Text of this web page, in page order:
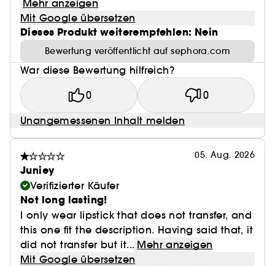
Mehr anzeigen
Mit Google übersetzen
Dieses Produkt weiterempfehlen: Nein
Bewertung veröffentlicht auf sephora.com
War diese Bewertung hilfreich?
0 0
Unangemessenen Inhalt melden
05. Aug. 2026
Juniey
Verifizierter Käufer
Not long lasting!
I only wear lipstick that does not transfer, and
this one fit the description. Having said that, it
did not transfer but it... Mehr anzeigen
Mit Google übersetzen